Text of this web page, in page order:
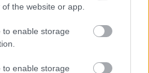
the website or app.
to enable storage
to enable storage
ar
spēs iegūt
gudrību